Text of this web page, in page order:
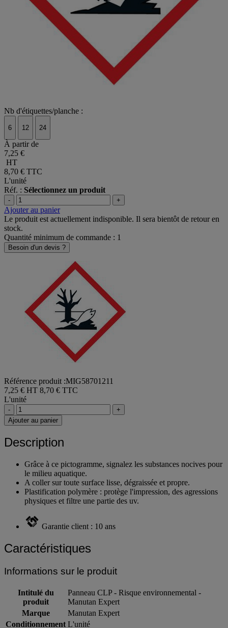
Nb d'étiquettes/planche :
6 12 24
À partir de
7,25 €
HT
8,70 € TTC
L'unité
Réf. : Sélectionnez un produit
- +
Ajouter au panier
Le produit est actuellement indisponible. Il sera bientôt de retour en
stock.
Quantité minimum de commande : 1
Besoin d'un devis ?
Référence produit :MIG58701211
7,25 € HT 8,70 € TTC
L'unité
-
+
Ajouter au panier
Description
Grâce à ce pictogramme, signalez les substances nocives pour
le milieu aquatique.
A coller sur toute surface lisse, dégraissée et propre.
Plastification polymère : protège l'impression, des agressions
physiques et filtre une partie des uv.
Garantie client : 10 ans
Caractéristiques
Informations sur le produit
Intitulé du
produit
Panneau CLP - Risque environnemental -
Manutan Expert
Marque
Manutan Expert
Conditionnement L'unité